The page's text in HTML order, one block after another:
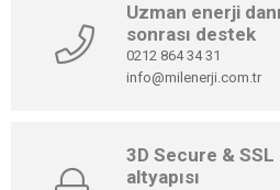
Hemen bilgi al / fiyat sor:
💬 WhatsApp: 0541 917 72 32
Uzman enerji
sonrası destek
0212 864 34 31
info@milenerji.com.tr
3D Secure &
altyapısı